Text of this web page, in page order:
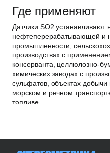
Где применяют
Датчики SO2 устанавливают
нефтеперерабатывающей и
промышленности,
производствах с
консерванта, целлюлозно-
химических заводах с
сульфатов, объектах добычи
морском и речном
топливе.